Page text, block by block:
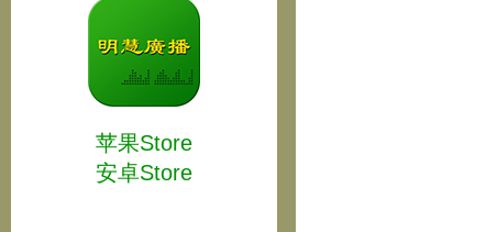
苹果Store
安卓Store